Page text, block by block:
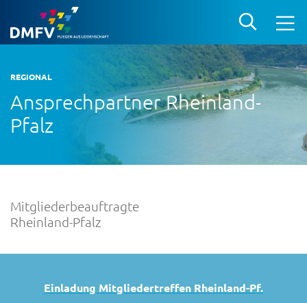
REGIONAL
Ansprechpartner Rheinland-
Pfalz
Mitgliederbeauftragte
Rheinland-Pfalz
Einladung Mitgliedertreffen Rheinland-Pf.